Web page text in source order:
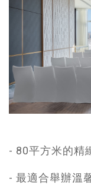
- 80平方米的精
- 最適合舉辦溫